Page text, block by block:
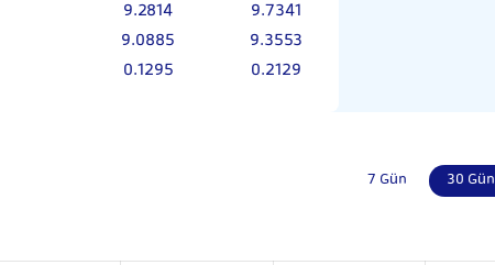
9.2814
9.7341
9.0885
9.3553
0.1295 0.2129
7 Gün 30 Gün